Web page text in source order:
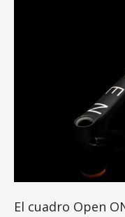
El cuadro Open